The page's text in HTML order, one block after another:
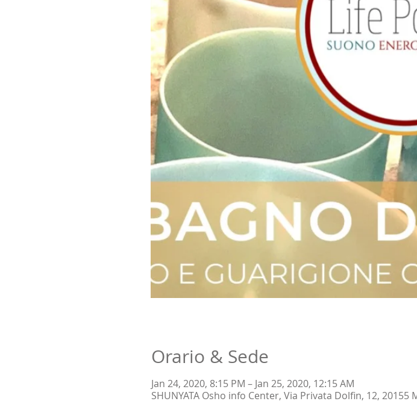
Orario & Sede
Jan 24, 2020, 8:15 PM – Jan 25, 2020, 12:15 AM
SHUNYATA Osho info Center, Via Privata Dolfin, 12, 20155